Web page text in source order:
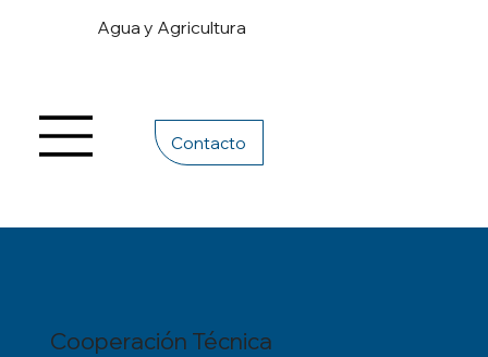
Agua y Agricultura
Contacto
Cooperación Técnica